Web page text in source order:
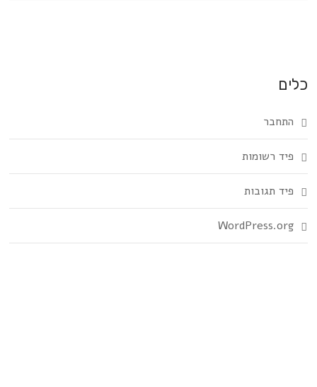
כלים
התחבר
פיד רשומות
פיד תגובות
WordPress.org